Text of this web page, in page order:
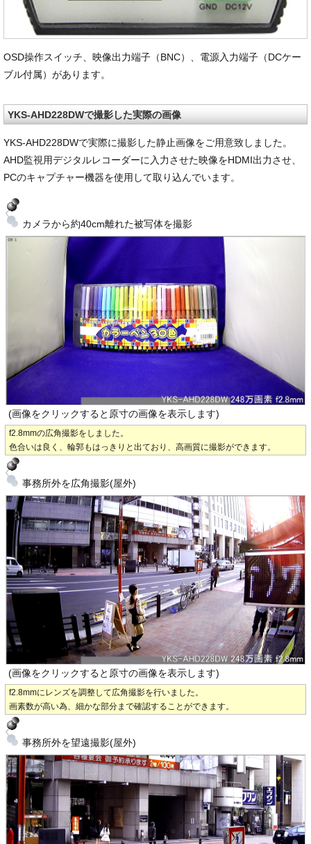
OSD操作スイッチ、映像出力端子（BNC）、電源入力端子（DCケー
ブル付属）があります。
YKS-AHD228DWで撮影した実際の画像
YKS-AHD228DWで実際に撮影した静止画像をご用意致しました。
AHD監視用デジタルレコーダーに入力させた映像をHDMI出力させ、
PCのキャプチャー機器を使用して取り込んでいます。
カメラから約40cm離れた被写体を撮影
(画像をクリックすると原寸の画像を表示します)
f2.8mmの広角撮影をしました。
色合いは良く、輪郭もはっきりと出ており、高画質に撮影ができます。
事務所外を広角撮影(屋外)
(画像をクリックすると原寸の画像を表示します)
f2.8mmにレンズを調整して広角撮影を行いました。
画素数が高い為、細かな部分まで確認することができます。
事務所外を望遠撮影(屋外)